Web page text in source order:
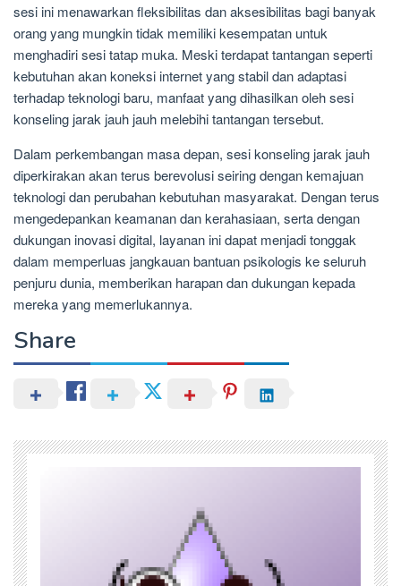
sesi ini menawarkan fleksibilitas dan aksesibilitas bagi banyak
orang yang mungkin tidak memiliki kesempatan untuk
menghadiri sesi tatap muka. Meski terdapat tantangan seperti
kebutuhan akan koneksi internet yang stabil dan adaptasi
terhadap teknologi baru, manfaat yang dihasilkan oleh sesi
konseling jarak jauh jauh melebihi tantangan tersebut.
Dalam perkembangan masa depan, sesi konseling jarak jauh
diperkirakan akan terus berevolusi seiring dengan kemajuan
teknologi dan perubahan kebutuhan masyarakat. Dengan terus
mengedepankan keamanan dan kerahasiaan, serta dengan
dukungan inovasi digital, layanan ini dapat menjadi tonggak
dalam memperluas jangkauan bantuan psikologis ke seluruh
penjuru dunia, memberikan harapan dan dukungan kepada
mereka yang memerlukannya.
Share